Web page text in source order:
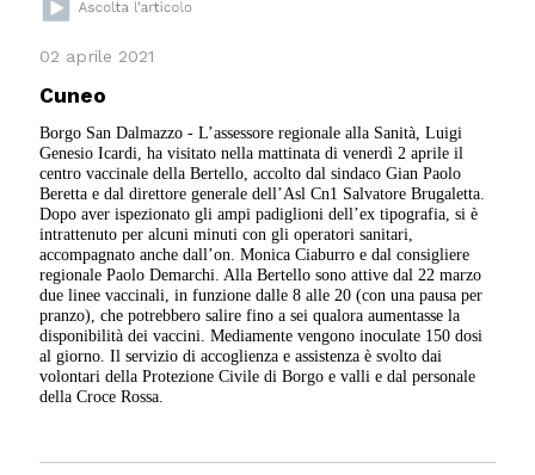
02 aprile 2021
Cuneo
Borgo San Dalmazzo - L’assessore regionale alla Sanità, Luigi
Genesio Icardi, ha visitato nella mattinata di venerdì 2 aprile il
centro vaccinale della Bertello, accolto dal sindaco Gian Paolo
Beretta e dal direttore generale dell’Asl Cn1 Salvatore Brugaletta.
Dopo aver ispezionato gli ampi padiglioni dell’ex tipografia, si è
intrattenuto per alcuni minuti con gli operatori sanitari,
accompagnato anche dall’on. Monica Ciaburro e dal consigliere
regionale Paolo Demarchi. Alla Bertello sono attive dal 22 marzo
due linee vaccinali, in funzione dalle 8 alle 20 (con una pausa per
pranzo), che potrebbero salire fino a sei qualora aumentasse la
disponibilità dei vaccini. Mediamente vengono inoculate 150 dosi
al giorno. Il servizio di accoglienza e assistenza è svolto dai
volontari della Protezione Civile di Borgo e valli e dal personale
della Croce Rossa.